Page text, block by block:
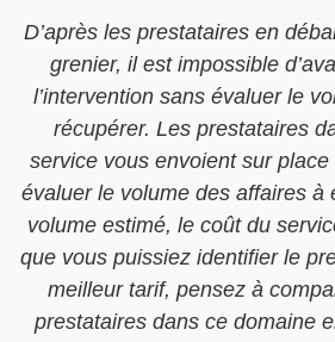
D’après les prestataires en
grenier, il est impossible
l’intervention sans évaluer le
récupérer. Les prestataires
service vous envoient sur
évaluer le volume des affaires à
volume estimé, le coût du
que vous puissiez identifier le
meilleur tarif, pensez à
prestataires dans ce domaine